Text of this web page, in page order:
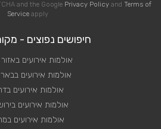
and the Google Privacy Policy and Terms of
Serviceapply
חיפושים נפוצים -
אולמות אירועים
אולמות אירועים
אולמות אירועים
אולמות אירועים
אולמות אירועים